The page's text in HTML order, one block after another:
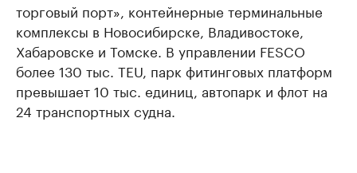
торговый порт», контейнерные терминальные
комплексы в Новосибирске, Владивостоке,
Хабаровске и Томске. В управлении FESCO
более 130 тыс. TEU, парк фитинговых платформ
превышает 10 тыс. единиц, автопарк и флот на
24 транспортных судна.